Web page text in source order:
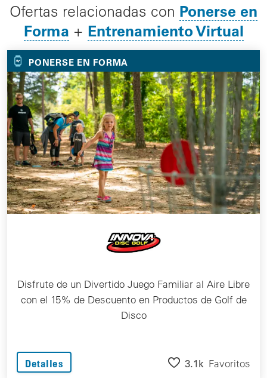
Ofertas relacionadas con Ponerse en
Forma + Entrenamiento Virtual
PONERSE EN FORMA
Disfrute de un Divertido Juego Familiar al Aire Libre
con el 15% de Descuento en Productos de Golf de
Disco
Detalles 3.1k Favoritos